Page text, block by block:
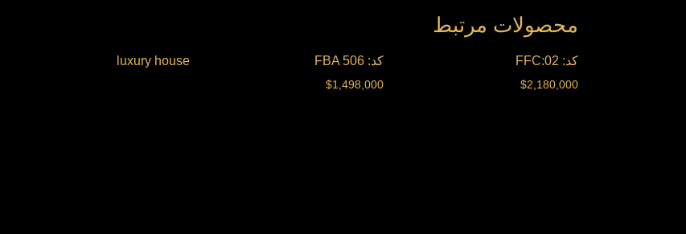
محصولات مرتبط
کد: FFC:02
$2,180,000
کد: FBA 506
$1,498,000
luxury house